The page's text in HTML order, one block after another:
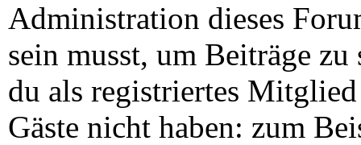
Administration dieses
sein musst, um Beiträge
du als registriertes
Gäste nicht haben: zum